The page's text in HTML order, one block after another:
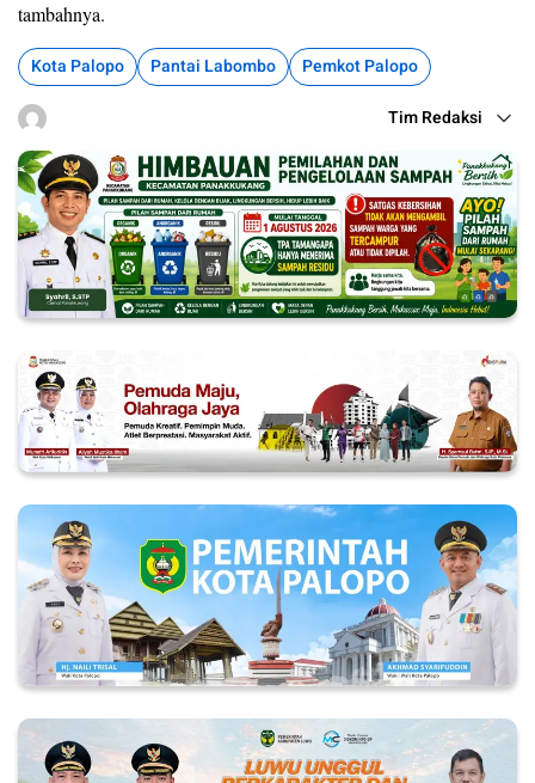
tambahnya.
Kota Palopo Pantai Labombo Pemkot Palopo
Tim Redaksi